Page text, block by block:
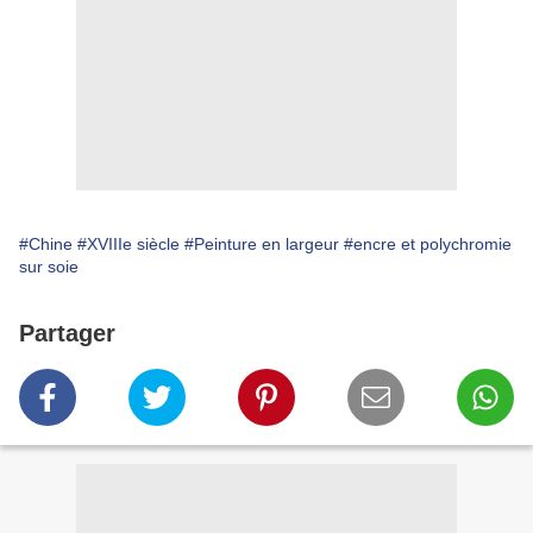
#Chine #XVIIIe siècle #Peinture en largeur #encre et polychromie
sur soie
Partager